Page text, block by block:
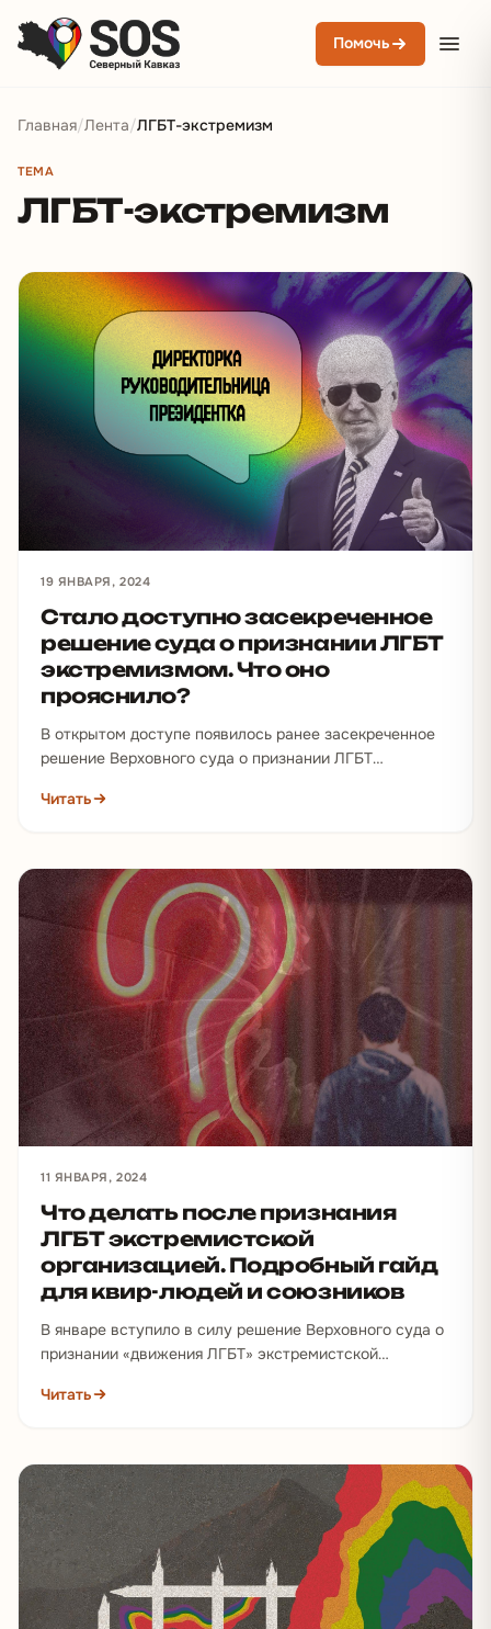
Помочь
Главная/Лента/ЛГБТ-экстремизм
ТЕМА
ЛГБТ-экстремизм
19 ЯНВАРЯ, 2024
Стало доступно засекреченное
решение суда о признании ЛГБТ
экстремизмом. Что оно
прояснило?
В открытом доступе появилось ранее засекреченное
решение Верховного суда о признании ЛГБТ
получить из-за возбуждения первого дела…
Читать
11 ЯНВАРЯ, 2024
Что делать после признания
ЛГБТ экстремистской
организацией. Подробный гайд
для квир-людей и союзников
В январе вступило в силу решение Верховного суда о
признании «движения ЛГБТ» экстремистской
оно будет…
Читать